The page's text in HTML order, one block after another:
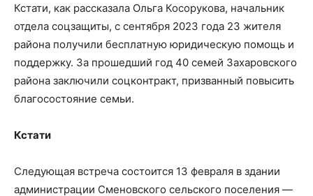
Кстати, как рассказала Ольга Косорукова, начальник
отдела соцзащиты, с сентября 2023 года 23 жителя
района получили бесплатную юридическую помощь и
поддержку. За прошедший год 40 семей Захаровского
района заключили соцконтракт, призванный повысить
благосостояние семьи.
Кстати
Следующая встреча состоится 13 февраля в здании
администрации Сменовского сельского поселения —